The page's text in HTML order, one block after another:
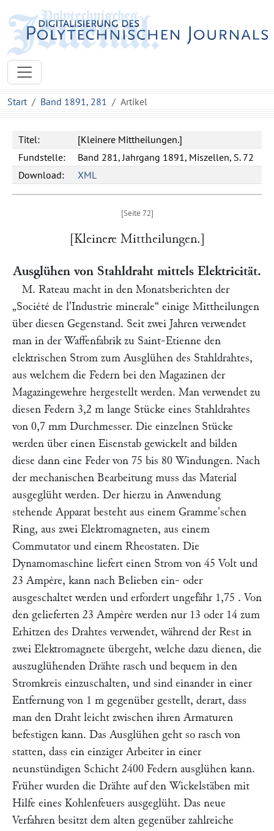
Start Band 1891, 281 Artikel
Titel:
[Kleinere Mittheilungen.]
Fundstelle:
Band 281, Jahrgang 1891, Miszellen, S. 72
Download:
XML
[Kleinere Mittheilungen.]
Ausglühen von Stahldraht mittels Elektricität.
M. Rateau macht in den Monatsberichten der
„Société de l'Industrie minerale“ einige Mittheilungen
über diesen Gegenstand. Seit zwei Jahren verwendet
man in der Waffenfabrik zu Saint-Etienne den
elektrischen Strom zum Ausglühen des Stahldrahtes,
aus welchem die Federn bei den Magazinen der
Magazingewehre hergestellt werden. Man verwendet zu
diesen Federn 3,2 m lange Stücke eines Stahldrahtes
von 0,7 mm Durchmesser. Die einzelnen Stücke
werden über einen Eisenstab gewickelt and bilden
diese dann eine Feder von 75 bis 80 Windungen. Nach
der mechanischen Bearbeitung muss das Material
ausgeglüht werden. Der hierzu in Anwendung
stehende Apparat besteht aus einem Gramme'schen
Ring, aus zwei Elektromagneten, aus einem
Commutator und einem Rheostaten. Die
Dynamomaschine liefert einen Strom von 45 Volt und
23 Ampère, kann nach Belieben ein- oder
ausgeschaltet werden und erfordert ungefähr 1,75 . Von
den gelieferten 23 Ampère werden nur 13 oder 14 zum
Erhitzen des Drahtes verwendet, während der Rest in
zwei Elektromagnete übergeht, welche dazu dienen, die
auszuglühenden Drähte rasch und bequem in den
Stromkreis einzuschalten, und sind einander in einer
Entfernung von 1 m gegenüber gestellt, derart, dass
man den Draht leicht zwischen ihren Armaturen
befestigen kann. Das Ausglühen geht so rasch von
statten, dass ein einziger Arbeiter in einer
neunstündigen Schicht 2400 Federn ausglühen kann.
Früher wurden die Drähte auf den Wickelstäben mit
Hilfe eines Kohlenfeuers ausgeglüht. Das neue
Verfahren besitzt dem alten gegenüber zahlreiche